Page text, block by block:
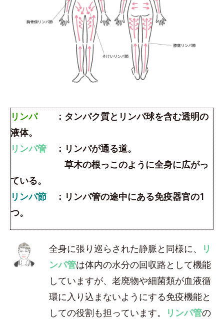
リンパ：タンパク質とリンパ球を含む透明の
液体。
リンパ管 ：リンパが通る道。
草木の根っこのように全身に広がっ
ている。
リンパ節 ：リンパ管の途中にある免疫器官の1
つ。
全身に張り巡らされた静脈と同様に、
リ
ンパ管は体内の水分の回収路として機能
していますが、老廃物や細菌類が血液循
環に入り込まないようにする免疫機能と
しての役割も担っています。
リンパ管の